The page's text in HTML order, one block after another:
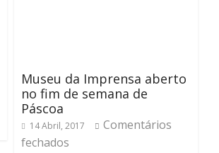
Museu da Imprensa aberto
no fim de semana de
Páscoa
14 Abril, 2017
Comentários
fechados